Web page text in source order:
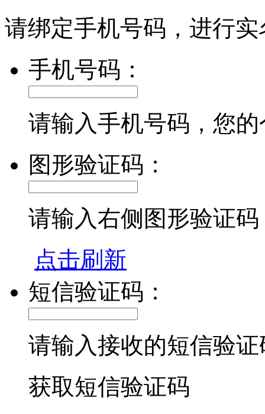
请绑定手机号码，进行
手机号码：
请输入手机号码，您
图形验证码：
请输入右侧图形验证码
点击刷新
短信验证码：
请输入接收的短信验证
获取短信验证码